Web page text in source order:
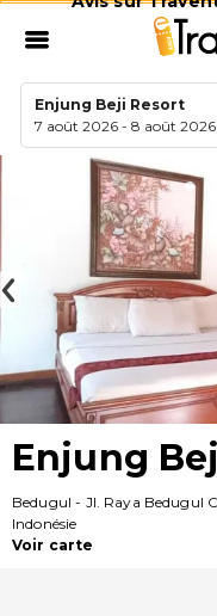
Enjung Beji Resort
7 août 2026 -8 août 2026
Enjung
Bedugul - Jl. Raya Bedugul
Indonésie
Voir carte